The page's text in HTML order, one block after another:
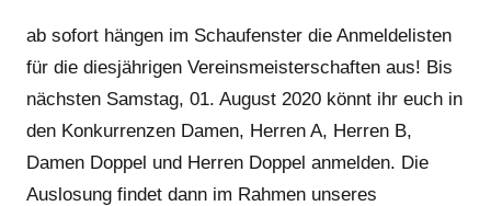
ab sofort hängen im Schaufenster die Anmeldelisten
für die diesjährigen Vereinsmeisterschaften aus! Bis
nächsten Samstag, 01. August 2020 könnt ihr euch in
den Konkurrenzen Damen, Herren A, Herren B,
Damen Doppel und Herren Doppel anmelden. Die
Auslosung findet dann im Rahmen unseres